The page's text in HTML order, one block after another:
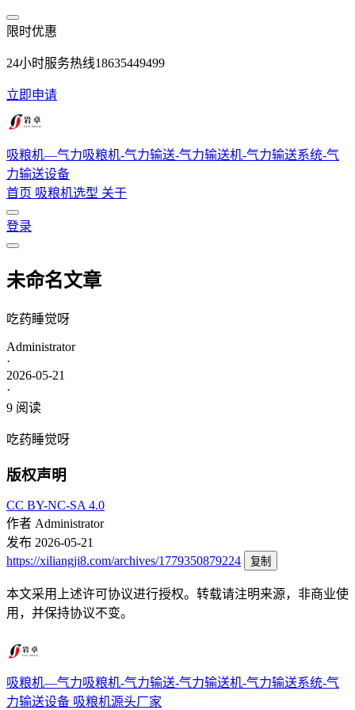
跳转到主要内容
限时优惠
24小时服务热线18635449499
立即申请
吸粮机—气力吸粮机-气力输送-气力输送机-气力输送系统-气
力输送设备
首页 吸粮机选型 关于
登录
未命名文章
吃药睡觉呀
Administrator
·
2026-05-21
·
9 阅读
吃药睡觉呀
版权声明
CC BY-NC-SA 4.0
作者 Administrator
发布 2026-05-21
https://xiliangji8.com/archives/1779350879224
复制
本文采用上述许可协议进行授权。转载请注明来源，非商业使
用，并保持协议不变。
吸粮机—气力吸粮机-气力输送-气力输送机-气力输送系统-气
力输送设备 吸粮机源头厂家